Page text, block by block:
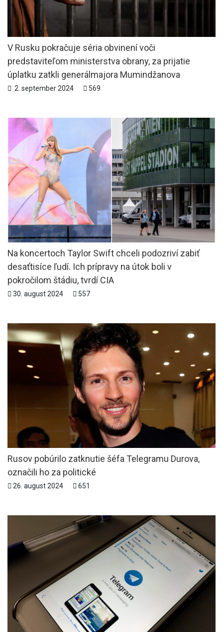
V Rusku pokračuje séria obvinení voči
predstaviteľom ministerstva obrany, za prijatie
úplatku zatkli generálmajora Mumindžanova
2. september 2024 569
Na koncertoch Taylor Swift chceli podozriví zabiť
desaťtisíce ľudí. Ich prípravy na útok boli v
pokročilom štádiu, tvrdí CIA
30. august 2024 557
Rusov pobúrilo zatknutie šéfa Telegramu Durova,
označili ho za politické
26. august 2024 651